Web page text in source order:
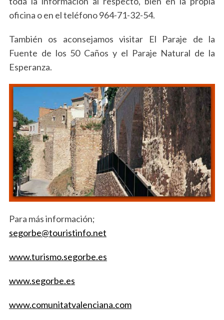
oficina o en el teléfono 964-71-32-54.
También os aconsejamos visitar El Paraje de la
Fuente de los 50 Caños y el Paraje Natural de la
Esperanza.
Para más información;
segorbe@touristinfo.net
www.turismo.segorbe.es
www.segorbe.es
www.comunitatvalenciana.com